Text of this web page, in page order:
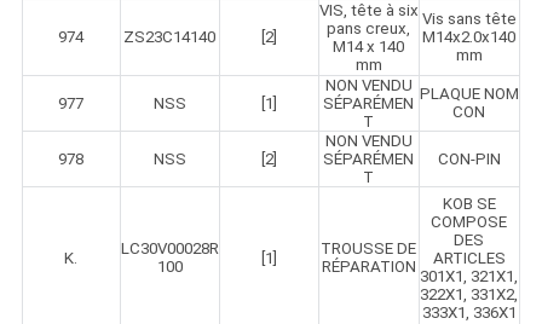
974 ZS23C14140 [2]
VIS, tête à six
pans creux,
M14 x 140
mm
Vis sans tête
M14x2.0x140
mm
977 NSS [1]
NON VENDU
SÉPARÉMEN
T
PLAQUE NOM
CON
978 NSS [2]
NON VENDU
SÉPARÉMEN
T
CON-PIN
K.
LC30V00028R
100
[1]
TROUSSE DE
RÉPARATION
KOB SE
COMPOSE
DES
ARTICLES
301X1, 321X1,
322X1, 331X2,
333X1, 336X1